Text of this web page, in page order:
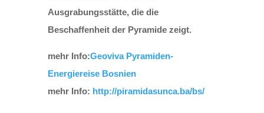
Ausgrabungsstätte, die die
Beschaffenheit der Pyramide zeigt.
mehr Info:Geoviva Pyramiden-
Energiereise Bosnien
mehr Info: http://piramidasunca.ba/bs/